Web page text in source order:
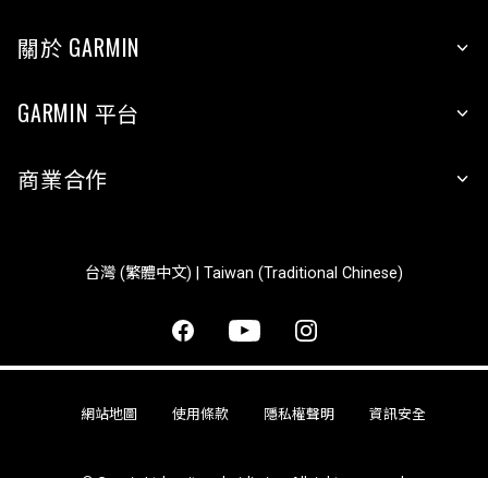
關於 GARMIN
GARMIN 平台
商業合作
台灣 (繁體中文) | Taiwan (Traditional Chinese)
網站地圖 使用條款 隱私權聲明 資訊安全